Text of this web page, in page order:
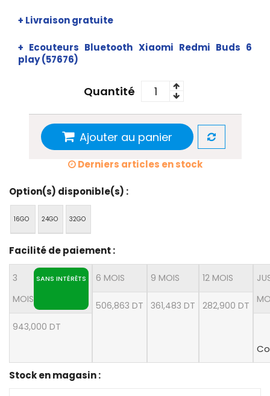
+ Livraison gratuite
+ Ecouteurs Bluetooth Xiaomi Redmi Buds 6
play(57676)
Quantité
Ajouter au panier
Derniers articles en stock
Option(s) disponible(s) :
16GO 24GO 32GO
Facilité de paiement :
3
MOIS
SANS INTÉRÊTS
943,000 DT
6 MOIS
506,863 DT
9 MOIS
361,483 DT
12 MOIS
282,900 DT
Stock en magasin :